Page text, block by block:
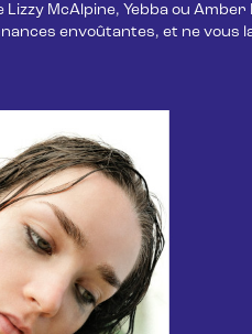
McAlpine, Yebba ou Amber
envoûtantes, et ne vous